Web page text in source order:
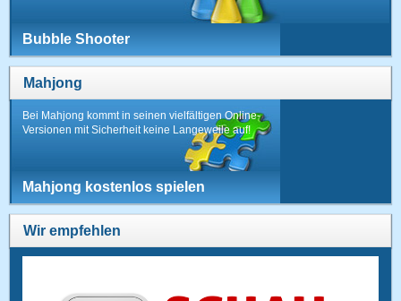
Bubble Shooter
Mahjong
Bei Mahjong kommt in seinen vielfältigen Online-
Versionen mit Sicherheit keine Langeweile auf!
Mahjong kostenlos spielen
Wir empfehlen